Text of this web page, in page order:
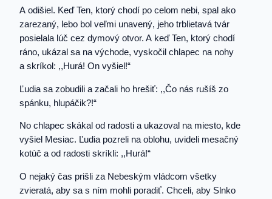
A odišiel. Keď Ten, ktorý chodí po celom nebi, spal ako
zarezaný, lebo bol veľmi unavený, jeho trblietavá tvár
posielala lúč cez dymový otvor. A keď Ten, ktorý chodí
ráno, ukázal sa na východe, vyskočil chlapec na nohy
a skríkol: ,,Hurá! On vyšiel!“
Ľudia sa zobudili a začali ho hrešiť: ,,Čo nás rušíš zo
spánku, hlupáčik?!“
No chlapec skákal od radosti a ukazoval na miesto, kde
vyšiel Mesiac. Ľudia pozreli na oblohu, uvideli mesačný
kotúč a od radosti skríkli: ,,Hurá!“
O nejaký čas prišli za Nebeským vládcom všetky
zvieratá, aby sa s ním mohli poradiť. Chceli, aby Slnko